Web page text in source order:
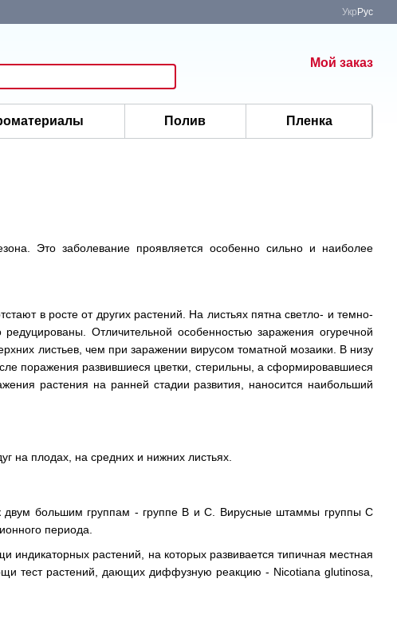
Укр Рус
Мой заказ
Полив Пленка
Это заболевание проявляется особенно сильно и наиболее
в росте от других растений. На листьях пятна светло- и темно-
Отличительной особенностью заражения огуречной
листьев, чем при заражении вирусом томатной мозаики. В низу
поражения развившиеся цветки, стерильны, а сформировавшиеся
растения на ранней стадии развития, наносится наибольший
на плодах, на средних и нижних листьях.
двум большим группам - группе В и С. Вирусные штаммы группы С
периода.
индикаторных растений, на которых развивается типичная местная
тест растений, дающих диффузную реакцию - Nicotiana glutinosa,